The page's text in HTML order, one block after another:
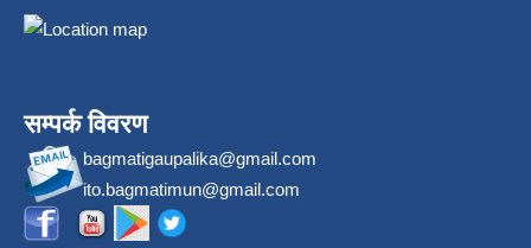
सम्पर्क विवरण
bagmatigaupalika@gmail.com
ito.bagmatimun@gmail.com